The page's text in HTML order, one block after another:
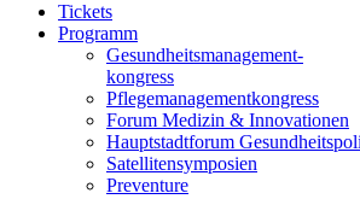
Tickets
Programm
Gesundheitsmanagement-
kongress
Pflegemanagementkongress
Forum Medizin & Innovationen
Hauptstadtforum
Satellitensymposien
Preventure